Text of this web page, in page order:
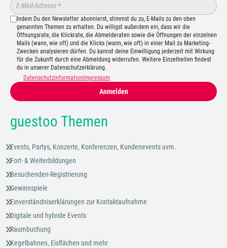
Indem Du den Newsletter abonnierst, stimmst du zu, E-Mails zu den oben
genannten Themen zu erhalten. Du willigst außerdem ein, dass wir die
Öffnungsrate, die Klickrate, die Abmelderaten sowie die Öffnungen der einzelnen
Mails (wann, wie oft) und die Klicks (wann, wie oft) in einer Mail zu Marketing-
Zwecken analysieren dürfen. Du kannst deine Einwilligung jederzeit mit Wirkung
für die Zukunft durch eine Abmeldung widerrufen. Weitere Einzelheiten findest
du in unserer Datenschutzerklärung.
Datenschutzinformation Impressum
Anmelden
guestoo Themen
Events, Partys, Konzerte, Konferenzen, Kundenevents uvm.
Fort- & Weiterbildungen
Besuchenden-Registrierung
Gewinnspiele
Einverständniserklärungen zur Kontaktaufnahme
Digitale und hybride Events
Raumbuchung
Kegelbahnen, Eisflächen und mehr